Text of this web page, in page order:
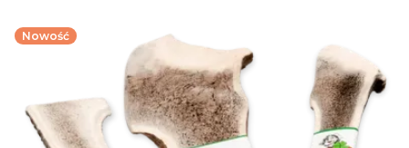
Nowość